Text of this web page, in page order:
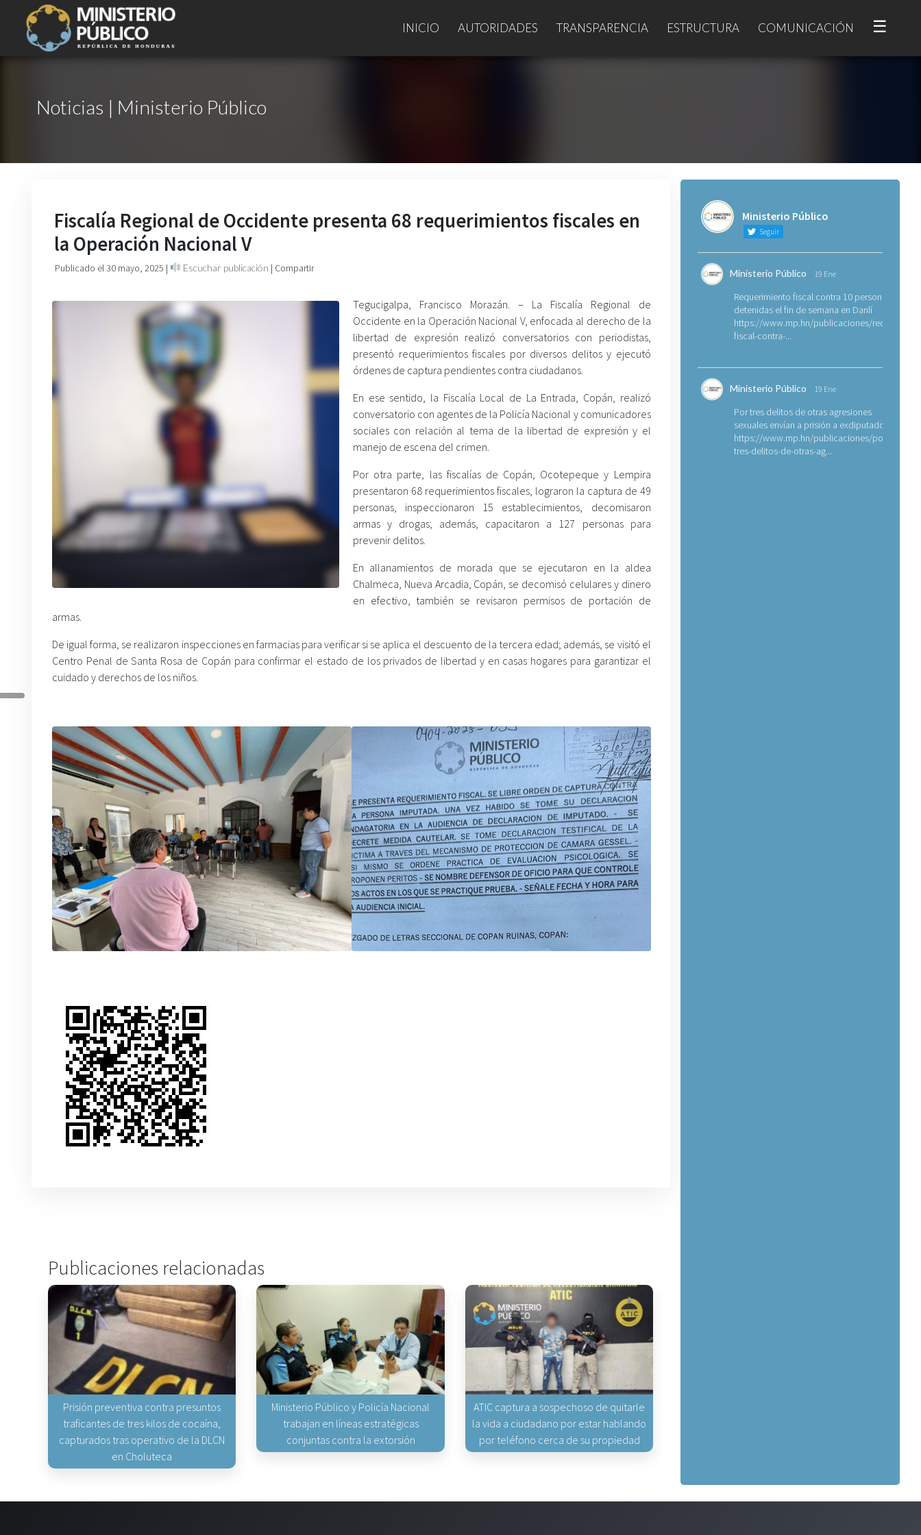
INICIO AUTORIDADES TRANSPARENCIA ESTRUCTURA COMUNICACIÓN ☰
Noticias | Ministerio Público
Fiscalía Regional de Occidente presenta 68 requerimientos fiscales en
la Operación Nacional V
Publicado el 30 mayo, 2025 | Escuchar publicación | Compartir
Tegucigalpa, Francisco Morazán. – La Fiscalía Regional de
Occidente en la Operación Nacional V, enfocada al derecho de la
libertad de expresión realizó conversatorios con periodistas,
presentó requerimientos fiscales por diversos delitos y ejecutó
órdenes de captura pendientes contra ciudadanos.
En ese sentido, la Fiscalía Local de La Entrada, Copán, realizó
conversatorio con agentes de la Policía Nacional y comunicadores
sociales con relación al tema de la libertad de expresión y el
manejo de escena del crimen.
Por otra parte, las fiscalías de Copán, Ocotepeque y Lempira
presentaron 68 requerimientos fiscales, lograron la captura de 49
personas, inspeccionaron 15 establecimientos, decomisaron
armas y drogas; además, capacitaron a 127 personas para
prevenir delitos.
En allanamientos de morada que se ejecutaron en la aldea
Chalmeca, Nueva Arcadia, Copán, se decomisó celulares y dinero
en efectivo, también se revisaron permisos de portación de
armas.
De igual forma, se realizaron inspecciones en farmacias para verificar si se aplica el descuento de la tercera edad; además, se visitó el
Centro Penal de Santa Rosa de Copán para confirmar el estado de los privados de libertad y en casas hogares para garantizar el
cuidado y derechos de los niños.
Publicaciones relacionadas
Prisión preventiva contra presuntos
traficantes de tres kilos de cocaína,
capturados tras operativo de la DLCN
en Choluteca
Ministerio Público y Policía Nacional
trabajan en líneas estratégicas
conjuntas contra la extorsión
ATIC captura a sospechoso de quitarle
la vida a ciudadano por estar hablando
por teléfono cerca de su propiedad
Ministerio Público
Seguir
Ministerio Público 19 Ene
Requerimiento fiscal contra 10 personas
detenidas el fin de semana en Danlí
https://www.mp.hn/publicaciones/
fiscal-contra-...
Ministerio Público 19 Ene
Por tres delitos de otras agresiones
sexuales envían a prisión a exdiputado
https://www.mp.hn/publicaciones/por-
tres-delitos-de-otras-ag...